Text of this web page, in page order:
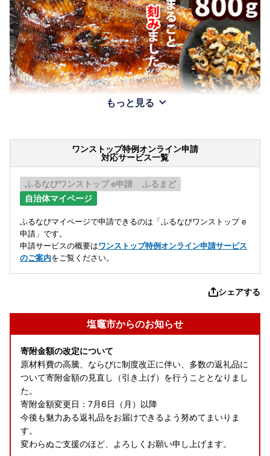
もっと見る
ワンストップ特例オンライン申請
対応サービス一覧
ふるなびワンストップ e申請
ふるまど
自治体マイページ
ふるなびマイページで申請できるのは「ふるなびワンストップ e
申請」です。
申請サービスの概要はワンストップ特例オンライン申請サービス
のご案内をご覧ください。
シェアする
塩竈市からのお知らせ
寄附金額の改定について
原材料費の高騰、ならびに制度改正に伴い、多数の返礼品に
ついて寄附金額の見直し（引き上げ）を行うこととなりまし
た。
寄附金額変更日：7月6日（月）以降
今後も魅力ある返礼品をお届けできるよう努めてまいりま
す。
変わらぬご支援のほど、よろしくお願い申し上げます。